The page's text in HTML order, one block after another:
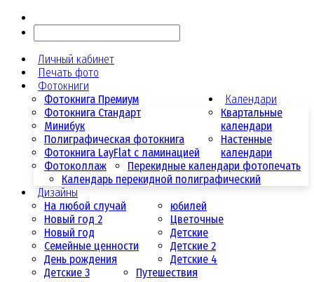
Личный кабинет
Печать фото
Фотокниги
Фотокнига Премиум
Фотокнига Стандарт
Минибук
Полиграфическая фотокнига
Фотокнига LayFlat с ламинацией
Фотоколлаж
Календари
Квартальные
календари
Настенные
календари
Перекидные календари фотопечать
Календарь перекидной полиграфический
Дизайны
На любой случай
Новый год 2
Новый год
Семейные ценности
День рождения
юбилей
Цветочные
Детские
Детские 2
Детские 4
Детские 3
Путешествия